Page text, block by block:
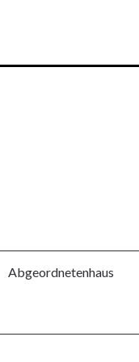
Abgeordnetenhaus